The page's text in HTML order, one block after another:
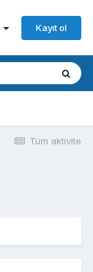
Kayıt ol
Tüm aktivite